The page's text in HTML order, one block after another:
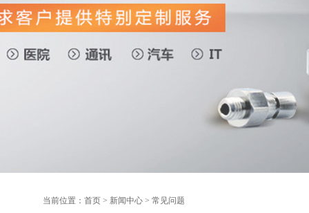
当前位置： 首页 > 新闻中心 > 常见问题